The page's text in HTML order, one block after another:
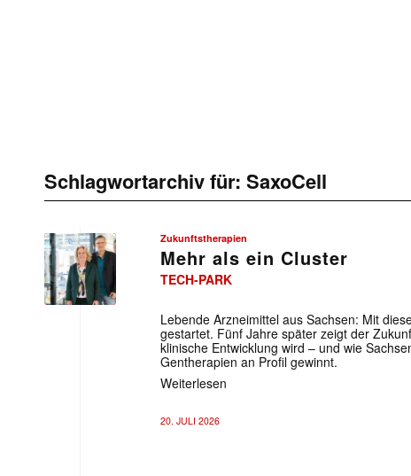
Schlagwortarchiv für: SaxoCell
Zukunftstherapien
Mehr als ein Cluster
TECH-PARK
Lebende Arzneimittel aus Sachsen: Mit
gestartet. Fünf Jahre später zeigt der
klinische Entwicklung wird – und wie
Gentherapien an Profil gewinnt.
Weiterlesen
20. JULI 2026